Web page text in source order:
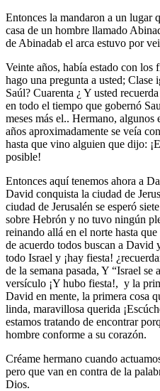
Entonces la mandaron a un lugar
casa de un hombre llamado
de Abinadab el arca estuvo por
Veinte años, había estado con
hago una pregunta a usted; Clase
Saúl? Cuarenta ¿ Y usted
en todo el tiempo que gobernó
meses más el.. Hermano, algunos
años aproximadamente se veía
hasta que vino alguien que dijo:
posible!
Entonces aquí tenemos ahora a
David conquista la ciudad de
ciudad de Jerusalén se esperó
sobre Hebrón y no tuvo ningún
reinando allá en el norte hasta
de acuerdo todos buscan a David
todo Israel y ¡hay fiesta!
de la semana pasada, Y “Israel se
versículo ¡Y hubo fiesta!, y la
David en mente, la primera cosa
linda, maravillosa querida
estamos tratando de encontrar
hombre conforme a su corazón.
Créame hermano cuando
pero que van en contra de la
Dios.